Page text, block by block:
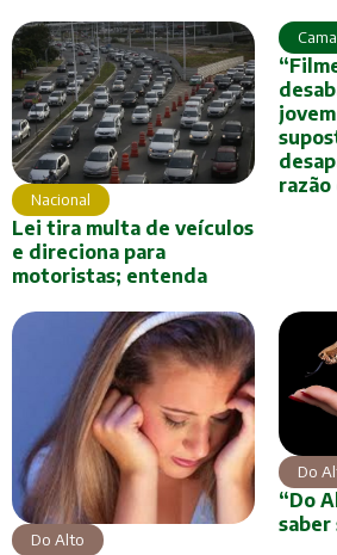
Nacional
Lei tira multa de veículos
e direciona para
motoristas; entenda
razão
Do Alto
Do
“Do
saber